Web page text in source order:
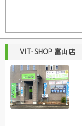
VIT-SHOP 富山店